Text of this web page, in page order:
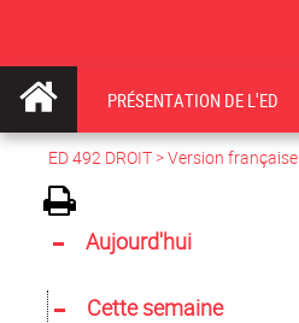
PRÉSENTATION DE L'ED
ED 492 DROIT>Version française
Aujourd'hui
Cette semaine